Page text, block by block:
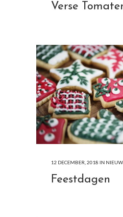
Verse
12 DECEMBER, 2018 IN
Feestdagen